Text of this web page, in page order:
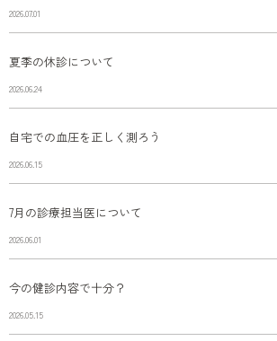
2026.07.01
夏季の休診について
2026.06.24
自宅での血圧を正しく測ろう
2026.06.15
7月の診療担当医について
2026.06.01
今の健診内容で十分？
2026.05.15